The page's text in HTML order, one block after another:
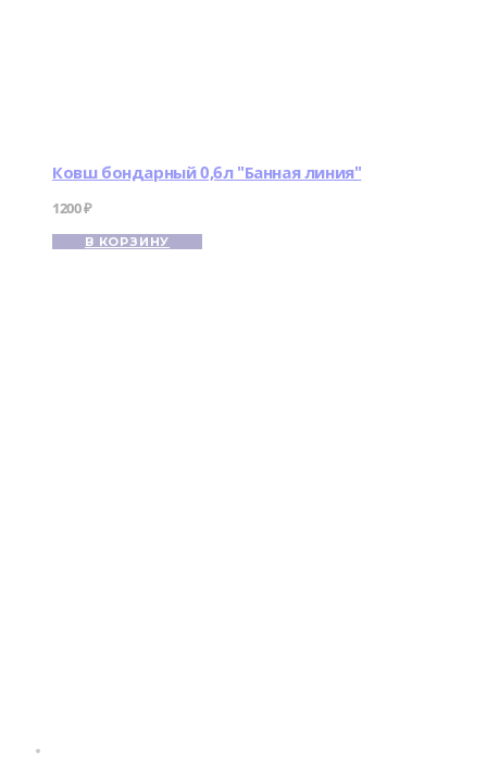
Ковш бондарный 0,6л "Банная линия"
1200₽
В КОРЗИНУ